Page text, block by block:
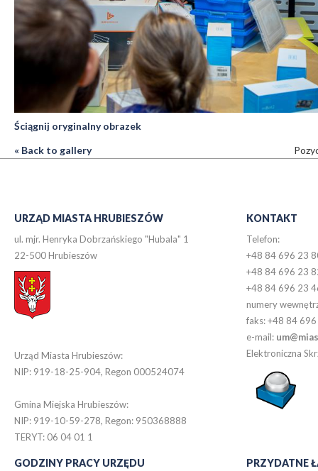
Ściągnij oryginalny obrazek
« Back to gallery
URZĄD MIASTA HRUBIESZÓW
ul. mjr. Henryka Dobrzańskiego "Hubala" 1
22-500 Hrubieszów
Urząd Miasta Hrubieszów:
NIP: 919-18-25-904, Regon 000524074
Gmina Miejska Hrubieszów:
NIP: 919-10-59-278, Regon: 950368888
TERYT: 06 04 01 1
KONTAKT
Telefon:
+48 84 696 23
+48 84 696 23
+48 84 696 23
numery
faks: +48 84
e-mail:
Elektroniczna
GODZINY PRACY URZĘDU PRZYDATNE